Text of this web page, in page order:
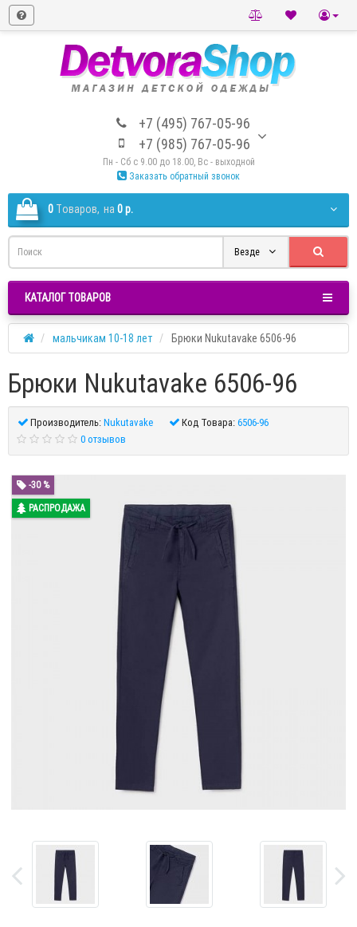
+7 (495) 767-05-96
+7 (985) 767-05-96
Пн - Сб с 9.00 до 18.00, Вс - выходной
Заказать обратный звонок
0 Tоваров, на 0 р.
Везде
КАТАЛОГ ТОВАРОВ
мальчикам 10-18 лет Брюки Nukutavake 6506-96
Брюки Nukutavake 6506-96
Производитель:Nukutavake Код Товара:6506-96
0 отзывов
-30 %
РАСПРОДАЖА